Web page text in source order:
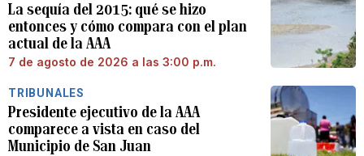
La sequía del 2015: qué se hizo
entonces y cómo compara con el plan
actual de la AAA
7 de agosto de 2026 a las 3:00 p.m.
TRIBUNALES
Presidente ejecutivo de la AAA
comparece a vista en caso del
Municipio de San Juan